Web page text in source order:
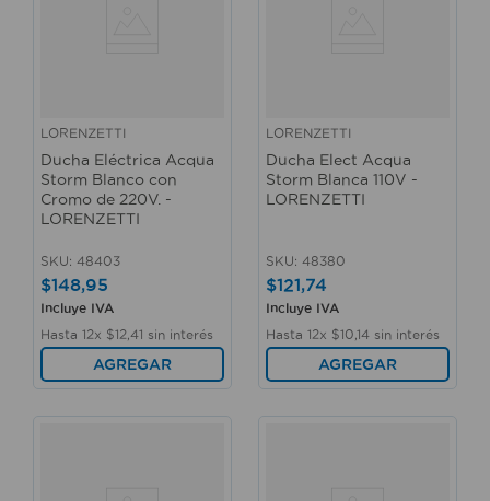
LORENZETTI
Ducha Eléctrica Acqua
Storm Blanco con
Cromo de 220V. -
LORENZETTI
SKU: 48403
$148,95
Incluye IVA
Hasta 12x $12 41 sin interés
AGREGAR
LORENZETTI
Ducha Elect Acqua
Storm Blanca 110V -
LORENZETTI
SKU: 48380
$121,74
Incluye IVA
Hasta 12x $10 14 sin interés
AGREGAR